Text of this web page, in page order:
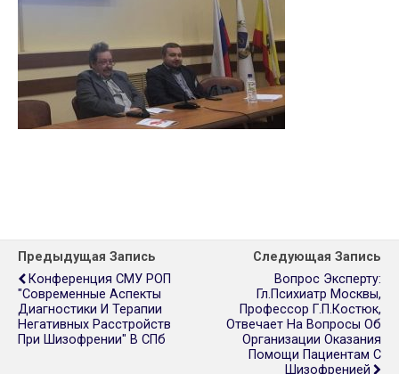
Предыдущая Запись
Конференция СМУ РОП
"Современные Аспекты
Диагностики И Терапии
Негативных Расстройств
При Шизофрении" В СПб
Следующая Запись
Вопрос Эксперту:
Гл.психиатр Москвы,
Профессор Г.П.Костюк,
Отвечает На Вопросы Об
Организации Оказания
Помощи Пациентам С
Шизофренией